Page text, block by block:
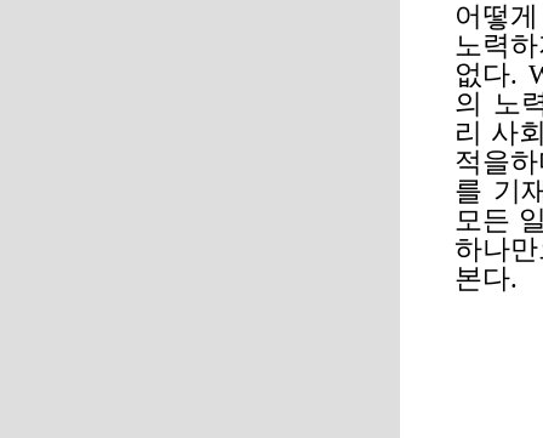
어떻
노력
없다.
의 노
리 사
적을
를 기
모든
하나
본다.